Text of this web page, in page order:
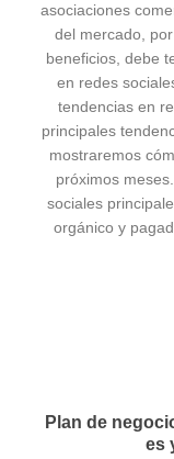
asociaciones
del mercado,
beneficios, debe
en redes
tendencias en
principales
mostraremos
próximos
sociales
orgánico y
Plan de
es